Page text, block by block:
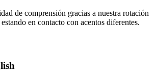
de comprensión gracias a nuestra rotación
en contacto con acentos diferentes.